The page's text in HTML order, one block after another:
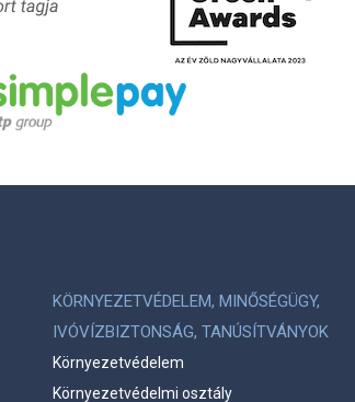
KÖRNYEZETVÉDELEM, MINŐSÉGÜGY,
IVÓVÍZBIZTONSÁG, TANÚSÍTVÁNYOK
Környezetvédelem
Környezetvédelmi osztály